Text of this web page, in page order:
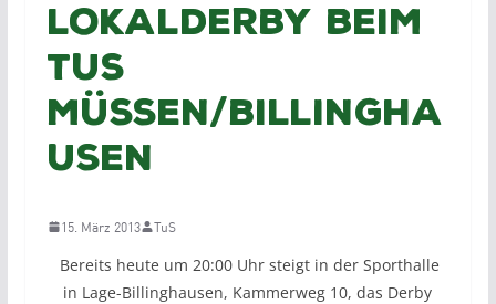
Lokalderby beim
TuS
Müssen/Billingha
usen
15. März 2013 TuS
Bereits heute um 20:00 Uhr steigt in der Sporthalle
in Lage-Billinghausen, Kammerweg 10, das Derby